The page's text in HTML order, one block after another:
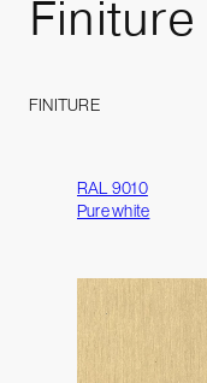
Finiture
FINITURE
RAL 9010
Pure white